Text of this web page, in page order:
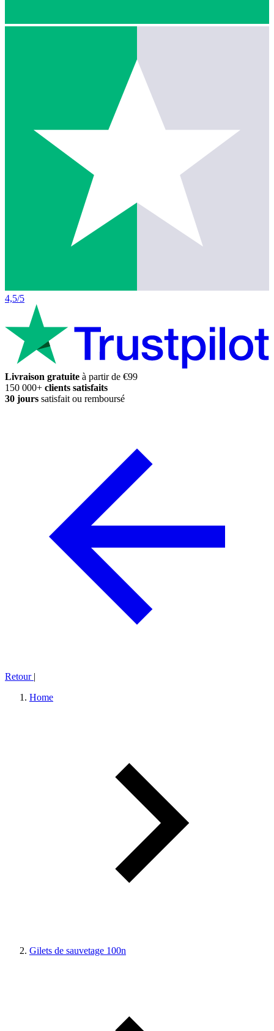
4,5/5
Livraison gratuite à partir de €99
150 000+ clients satisfaits
30 jours satisfait ou remboursé
Retour |
Home
Gilets de sauvetage 100n